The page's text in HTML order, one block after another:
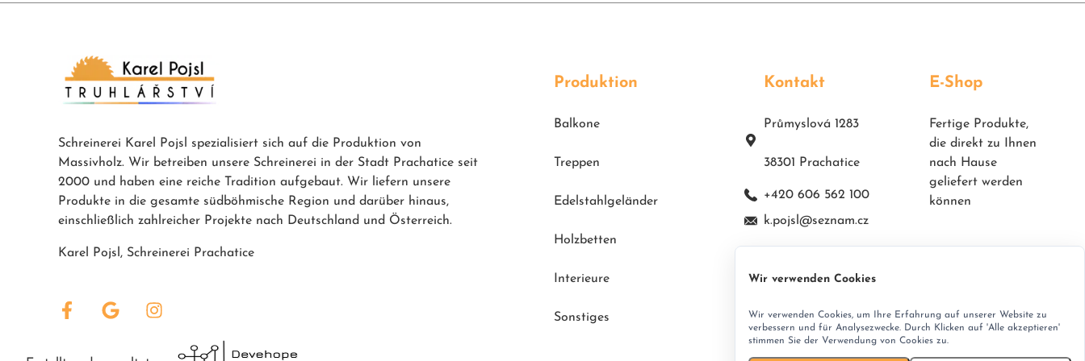
Schreinerei Karel Pojsl spezialisiert sich auf die Produktion von
Massivholz. Wir betreiben unsere Schreinerei in der Stadt Prachatice seit
2000 und haben eine reiche Tradition aufgebaut. Wir liefern unsere
Produkte in die gesamte südböhmische Region und darüber hinaus,
einschließlich zahlreicher Projekte nach Deutschland und Österreich.
Karel Pojsl, Schreinerei Prachatice
Produktion
Balkone
Treppen
Edelstahlgeländer
Holzbetten
Interieure
Sonstiges
Kontakt
Průmyslová 1283
38301 Prachatice
+420 606 562 100
k.pojsl@seznam.cz
E-Shop
Fertige Produkte,
die direkt zu Ihnen
nach Hause
geliefert werden
können
Wir verwenden Cookies
Wir verwenden Cookies, um Ihre Erfahrung auf unserer Website zu
verbessern und für Analysezwecke. Durch Klicken auf 'Alle akzeptieren'
stimmen Sie der Verwendung von Cookies zu.